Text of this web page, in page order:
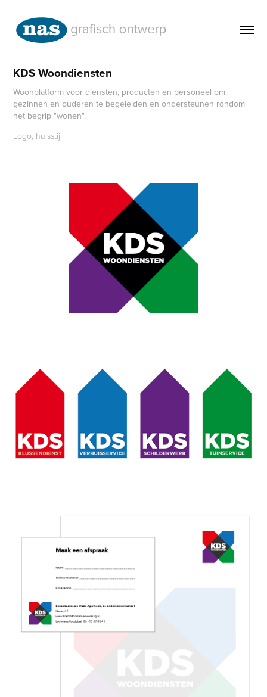
KDS Woondiensten
Woonplatform voor diensten, producten en personeel om
gezinnen en ouderen te begeleiden en ondersteunen rondom
het begrip "wonen".
Logo, huisstijl